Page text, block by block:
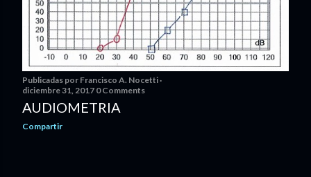
Publicadas por Francisco A. Nocetti
diciembre 31, 2017 0 Comments
AUDIOMETRIA
Compartir